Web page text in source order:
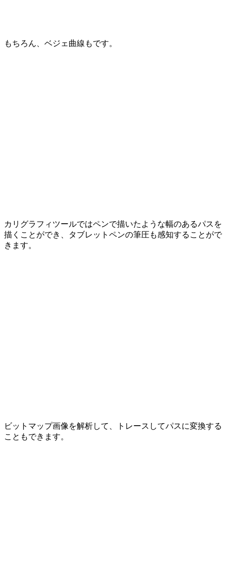
もちろん、ベジェ曲線もです。
カリグラフィツールではペンで描いたような幅のあるパスを
描くことができ、タブレットペンの筆圧も感知することがで
きます。
ビットマップ画像を解析して、トレースしてパスに変換する
こともできます。